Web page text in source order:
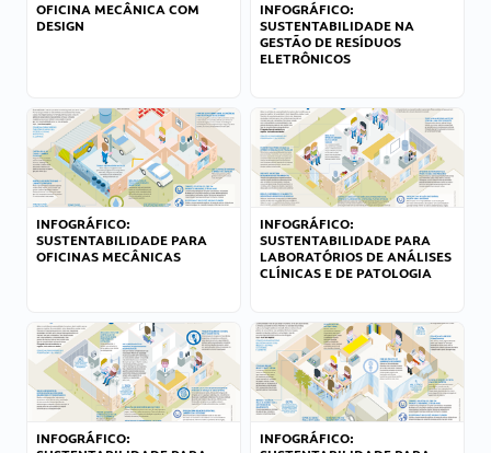
OFICINA MECÂNICA COM
DESIGN
INFOGRÁFICO:
SUSTENTABILIDADE NA
GESTÃO DE RESÍDUOS
ELETRÔNICOS
INFOGRÁFICO:
SUSTENTABILIDADE PARA
OFICINAS MECÂNICAS
INFOGRÁFICO:
SUSTENTABILIDADE PARA
LABORATÓRIOS DE ANÁLISES
CLÍNICAS E DE PATOLOGIA
INFOGRÁFICO:
INFOGRÁFICO: